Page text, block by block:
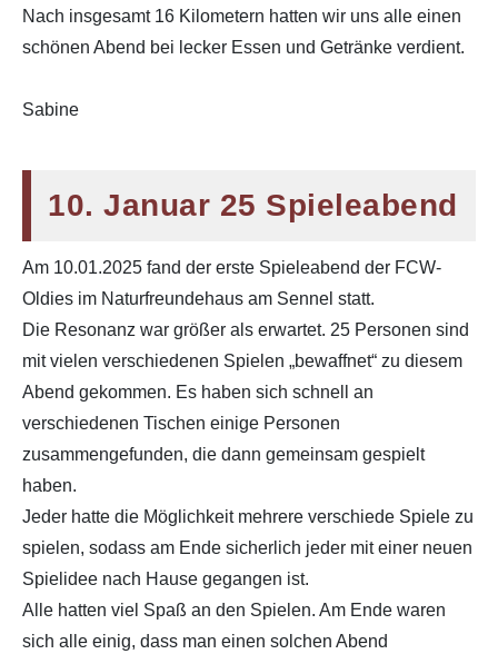
Nach insgesamt 16 Kilometern hatten wir uns alle einen
schönen Abend bei lecker Essen und Getränke verdient.
Sabine
10. Januar 25 Spieleabend
Am 10.01.2025 fand der erste Spieleabend der FCW-
Oldies im Naturfreundehaus am Sennel statt.
Die Resonanz war größer als erwartet. 25 Personen sind
mit vielen verschiedenen Spielen „bewaffnet“ zu diesem
Abend gekommen. Es haben sich schnell an
verschiedenen Tischen einige Personen
zusammengefunden, die dann gemeinsam gespielt
haben.
Jeder hatte die Möglichkeit mehrere verschiede Spiele zu
spielen, sodass am Ende sicherlich jeder mit einer neuen
Spielidee nach Hause gegangen ist.
Alle hatten viel Spaß an den Spielen. Am Ende waren
sich alle einig, dass man einen solchen Abend